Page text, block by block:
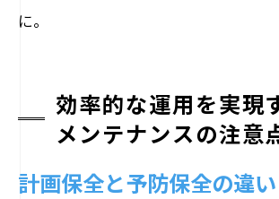
に。
効率的な運用を実現
メンテナンスの注意
計画保全と予防保全の違い